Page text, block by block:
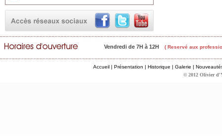
Vendredi de 7H à 12H ( Reservé aux
Accueil | Présentation | Historique | Galerie |
© 2012 Olivier